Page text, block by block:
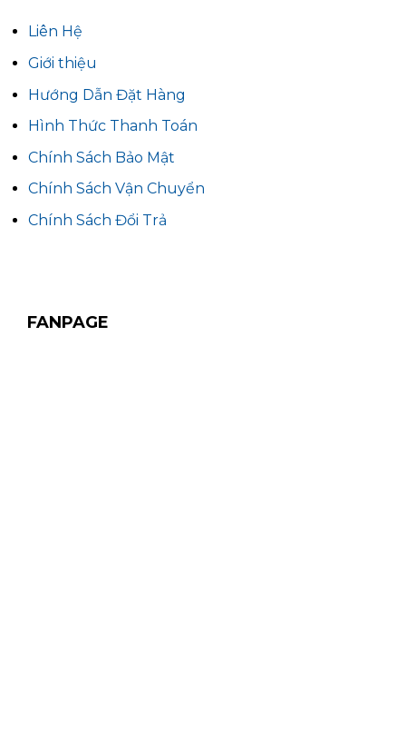
Liên Hệ
Giới thiệu
Hướng Dẫn Đặt Hàng
Hình Thức Thanh Toán
Chính Sách Bảo Mật
Chính Sách Vận Chuyển
Chính Sách Đổi Trả
FANPAGE